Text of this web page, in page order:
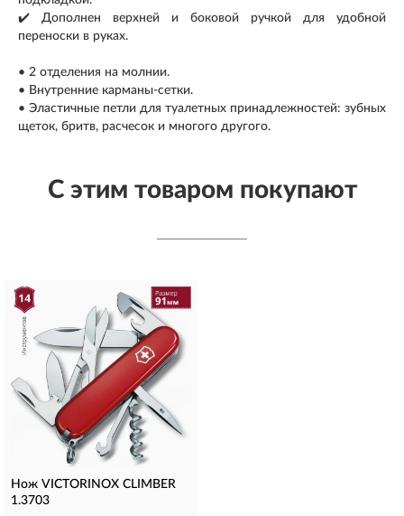
✔️ Дополнен верхней и боковой ручкой для удобной
переноски в руках.
• 2 отделения на молнии.
• Внутренние карманы-сетки.
• Эластичные петли для туалетных принадлежностей: зубных
щеток, бритв, расчесок и многого другого.
С этим товаром покупают
Нож VICTORINOX CLIMBER
1.3703